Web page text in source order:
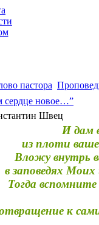
пастора
сердце новое…”
Швец
И дам
из плоти
Вложу внутрь
в заповедях
Тогда
к